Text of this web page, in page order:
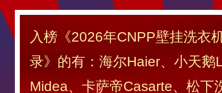
入榜《2026年CNPP壁挂洗衣
录》的有：海尔Haier、小天鹅
Midea、卡萨帝Casarte、松下